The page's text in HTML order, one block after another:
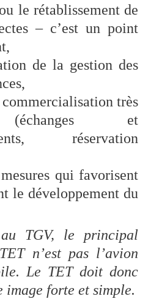
le rétablissement de
– c’est un point
de la gestion des
très
et
réservation
qui favorisent
le développement du
au TGV, le principal
n’est pas l’avion
Le TET doit donc
image forte et simple.